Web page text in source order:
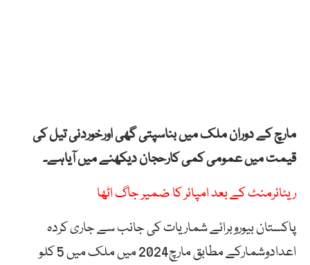
مارچ کے دوران ملک میں بناسپتی گھی اورخوردنی تیل کی
قیمت میں عمومی کمی کارحجان دیکھنے میں آیاہے۔
ریٹائرمنٹ کے بعد امپائر کا ضمیر جاگ اٹھا
پاکستان بیوروبرائے شماریات کی جانب سے جاری کردہ
اعدادوشمارکے مطابق مارچ2024 میں ملک میں 5 کلو